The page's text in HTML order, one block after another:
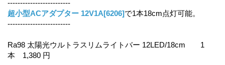
-------------------------
超小型ACアダプター 12V1A[6206]で1本18cm点灯可能。
-------------------------
Ra98 太陽光ウルトラスリムライトバー 12LED/18cm 1
本 1,380 円